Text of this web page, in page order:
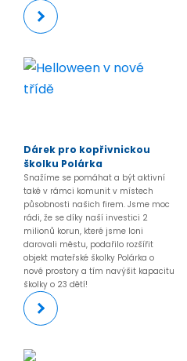
Více
Dárek pro kopřivnickou
školku Polárka
Snažíme se pomáhat a být aktivní
také v rámci komunit v místech
působnosti našich firem. Jsme moc
rádi, že se díky naší investici 2
milionů korun, které jsme loni
darovali městu, podařilo rozšířit
objekt mateřské školky Polárka o
nové prostory a tím navýšit kapacitu
školky o 23 dětí!
Více